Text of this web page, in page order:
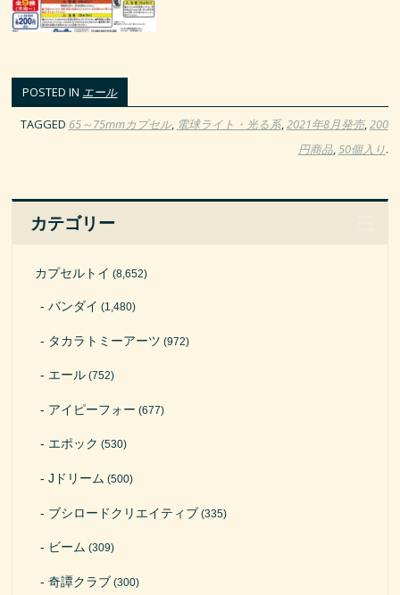
POSTED IN エール
TAGGED 65～75mmカプセル, 電球ライト・光る系,2021年8月発売,200
円商品,50個入り.
カテゴリー
カプセルトイ (8,652)
バンダイ (1,480)
タカラトミーアーツ (972)
エール (752)
アイピーフォー (677)
エポック (530)
Jドリーム (500)
ブシロードクリエイティブ (335)
ビーム (309)
奇譚クラブ (300)